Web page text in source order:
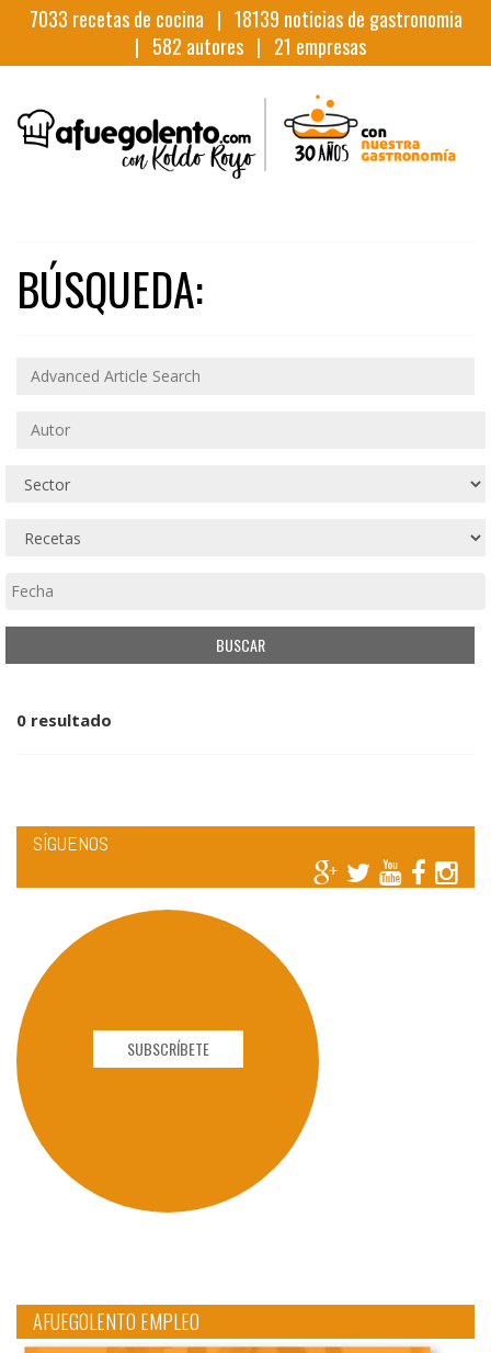
7033 recetas de cocina | 18139 noticias de gastronomia
| 582 autores | 21 empresas
BÚSQUEDA:
0 resultado
SÍGUENOS
SUBSCRÍBETE
AFUEGOLENTO EMPLEO